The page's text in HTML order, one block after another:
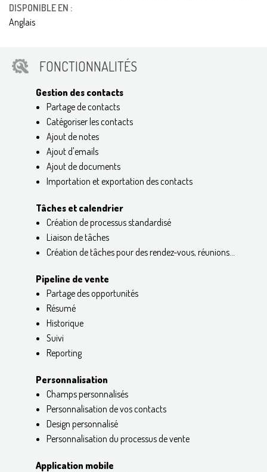
DISPONIBLE EN :
Anglais
FONCTIONNALITÉS
Gestion des contacts
Partage de contacts
Catégoriser les contacts
Ajout de notes
Ajout d'emails
Ajout de documents
Importation et exportation des contacts
Tâches et calendrier
Création de processus standardisé
Liaison de tâches
Création de tâches pour des rendez-vous, réunions...
Pipeline de vente
Partage des opportunités
Résumé
Historique
Suivi
Reporting
Personnalisation
Champs personnalisés
Personnalisation de vos contacts
Design personnalisé
Personnalisation du processus de vente
Application mobile